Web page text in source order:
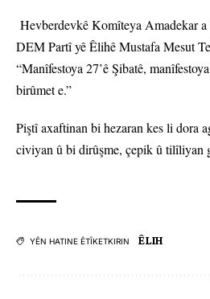
Hevberdevkê Komîteya Amadekar
DEM Partî yê Êlihê Mustafa Mesut
“Manîfestoya 27’ê Şibatê,
birûmet e.”
Piştî axaftinan bi hezaran kes li dora
civiyan û bi dirûşme, çepik û tilîliyan
YÊN HATINE ÊTÎKETKIRIN ÊLIH